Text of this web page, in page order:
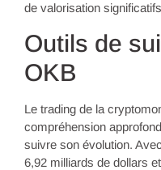
de valorisation
Outils de
OKB
Le trading de la
compréhension
suivre son évolution.
6,92 milliards de dollars